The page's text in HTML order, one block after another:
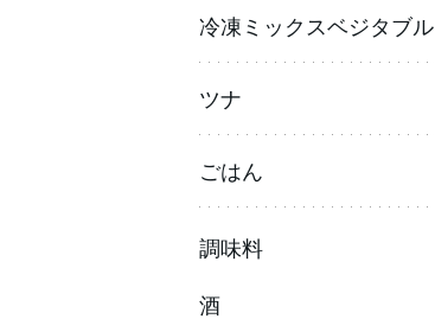
冷凍ミックスベジタブル
ツナ
ごはん
調味料
酒